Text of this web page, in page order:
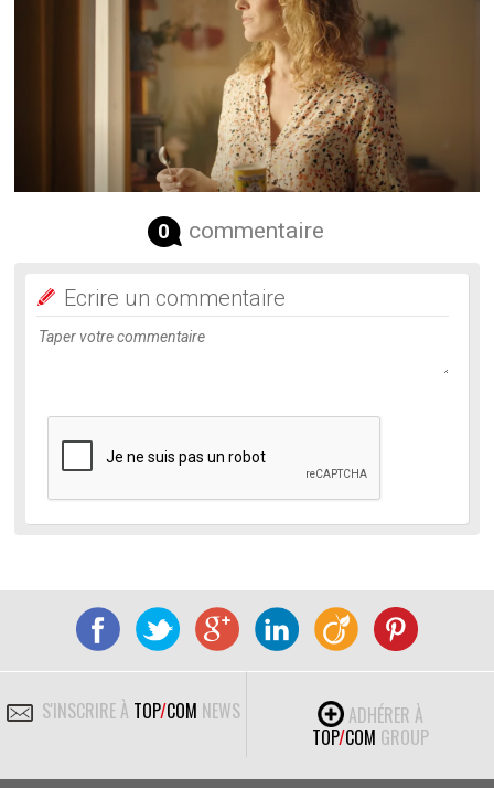
0 commentaire
Ecrire un commentaire
S'INSCRIRE À TOP/COM NEWS
ADHÉRER À
TOP/COM GROUP